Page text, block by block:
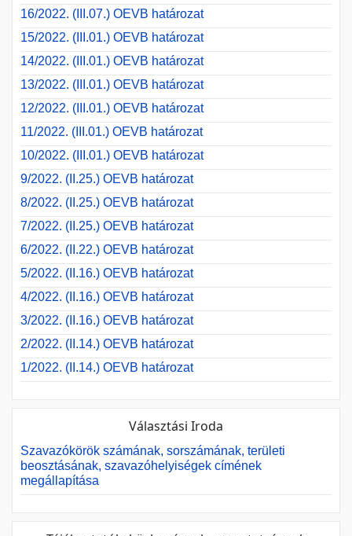
16/2022. (III.07.) OEVB határozat
15/2022. (III.01.) OEVB határozat
14/2022. (III.01.) OEVB határozat
13/2022. (III.01.) OEVB határozat
12/2022. (III.01.) OEVB határozat
11/2022. (III.01.) OEVB határozat
10/2022. (III.01.) OEVB határozat
9/2022. (II.25.) OEVB határozat
8/2022. (II.25.) OEVB határozat
7/2022. (II.25.) OEVB határozat
6/2022. (II.22.) OEVB határozat
5/2022. (II.16.) OEVB határozat
4/2022. (II.16.) OEVB határozat
3/2022. (II.16.) OEVB határozat
2/2022. (II.14.) OEVB határozat
1/2022. (II.14.) OEVB határozat
Választási Iroda
Szavazókörök számának, sorszámának, területi
beosztásának, szavazóhelyiségek címének
megállapítása